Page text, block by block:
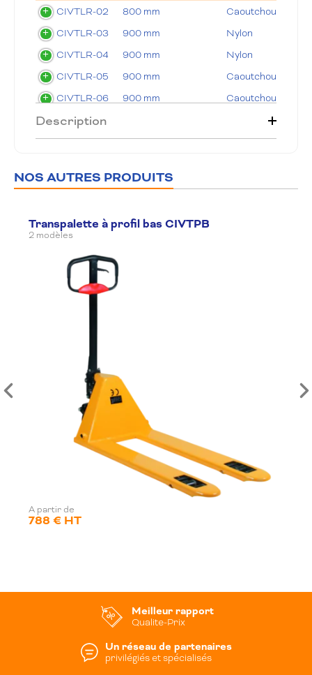
CIVTLR-02 800 mm Caoutchouc
CIVTLR-03
900 mm Nylon
CIVTLR-04
900 mm Nylon
CIVTLR-05
900 mm Caoutchouc
CIVTLR-06
900 mm Caoutchouc
CIVTLR-07
CIVTLR-08
1150 mm Nylon
CIVTLR-10
1150 mm
Description
NOS AUTRES PRODUITS
Transpalette à profil bas CIVTPB
2 modèles
A partir de
788 € HT
Meilleur rapport
Qualite-Prix
Un réseau de partenaires
privilégiés et spécialisés